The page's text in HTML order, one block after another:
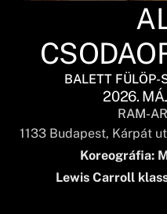
BALETT FÜLÖP-
2026.
RAM-
1133 Budapest, Kárpát
Koreográfia:
Lewis Carroll